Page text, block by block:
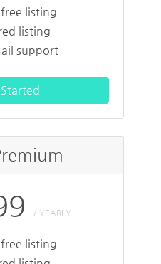
listing
listing
support
/ YEARLY
listing